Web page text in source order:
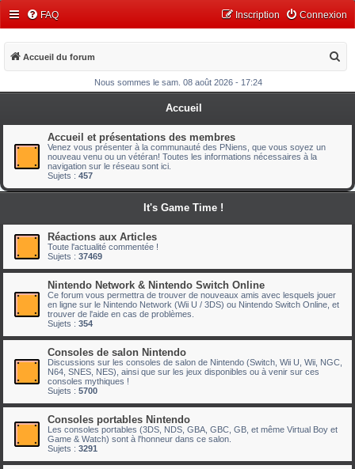
FAQ Connexion
Inscription
Accueil du forum
c
h
r
Nous sommes le sam. 08 août 2026 - 17:24
Accueil
Accueil et présentations des membres
Venez vous présenter à la communauté des PNiens, que vous soyez un
nouveau venu ou un vétéran! Toutes les informations nécessaires à la
navigation sur le réseau sont ici.
Sujets : 457
It's Game Time !
Réactions aux Articles
Toute l'actualité commentée !
Sujets : 37469
Nintendo Network & Nintendo Switch Online
Ce forum vous permettra de trouver de nouveaux amis avec lesquels jouer
en ligne sur le Nintendo Network (Wii U / 3DS) ou Nintendo Switch Online, et
trouver de l'aide en cas de problèmes.
Sujets : 354
Consoles de salon Nintendo
Discussions sur les consoles de salon de Nintendo (Switch, Wii U, Wii, NGC,
N64, SNES, NES), ainsi que sur les jeux disponibles ou à venir sur ces
consoles mythiques !
Sujets : 5700
Consoles portables Nintendo
Les consoles portables (3DS, NDS, GBA, GBC, GB, et même Virtual Boy et
Game & Watch) sont à l'honneur dans ce salon.
Sujets : 3291